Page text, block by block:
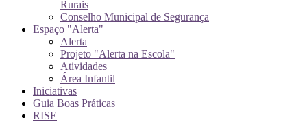
Rurais
Conselho Municipal de Segurança
Espaço "Alerta"
Alerta
Projeto "Alerta na Escola"
Atividades
Área Infantil
Iniciativas
Guia Boas Práticas
RISE